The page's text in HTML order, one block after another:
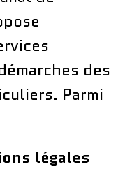
des
Parmi
légales